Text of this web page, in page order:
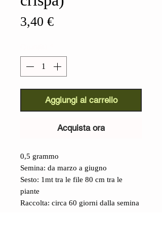
3,40 €Prezzo
Aggiungi al carrello
Acquista ora
0,5 grammo
Semina: da marzo a giugno
Sesto: 1mt tra le file 80 cm tra le
piante
Raccolta: circa 60 giorni dalla semina